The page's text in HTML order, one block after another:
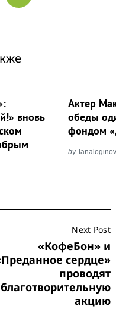
вновь
Актер
обеды
фондом
by
Next Post
«КофеБон» и
сердце»
проводят
благотворительную
акцию